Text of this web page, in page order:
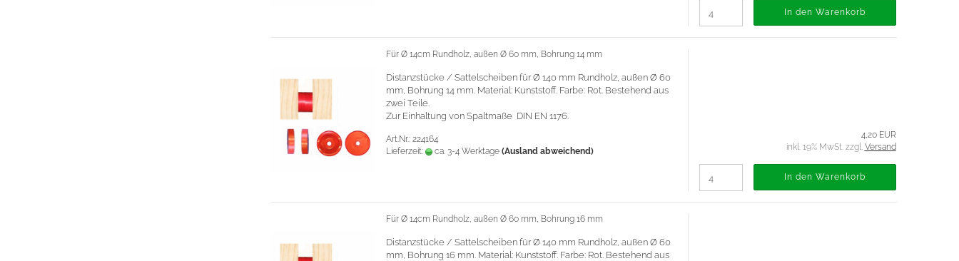
In den Warenkorb
Für Ø 14cm Rundholz, außen Ø 60 mm, Bohrung 14 mm
Distanzstücke / Sattelscheiben für Ø 140 mm Rundholz, außen Ø 60
mm, Bohrung 14 mm. Material: Kunststoff. Farbe: Rot. Bestehend aus
zwei Teile.
Zur Einhaltung von Spaltmaße DIN EN 1176.
Art.Nr.: 224164
Lieferzeit:
ca. 3-4 Werktage (Ausland abweichend)
4,20 EUR
inkl. 19% MwSt. zzgl. Versand
In den Warenkorb
Für Ø 14cm Rundholz, außen Ø 60 mm, Bohrung 16 mm
Distanzstücke / Sattelscheiben für Ø 140 mm Rundholz, außen Ø 60
mm, Bohrung 16 mm. Material: Kunststoff. Farbe: Rot. Bestehend aus